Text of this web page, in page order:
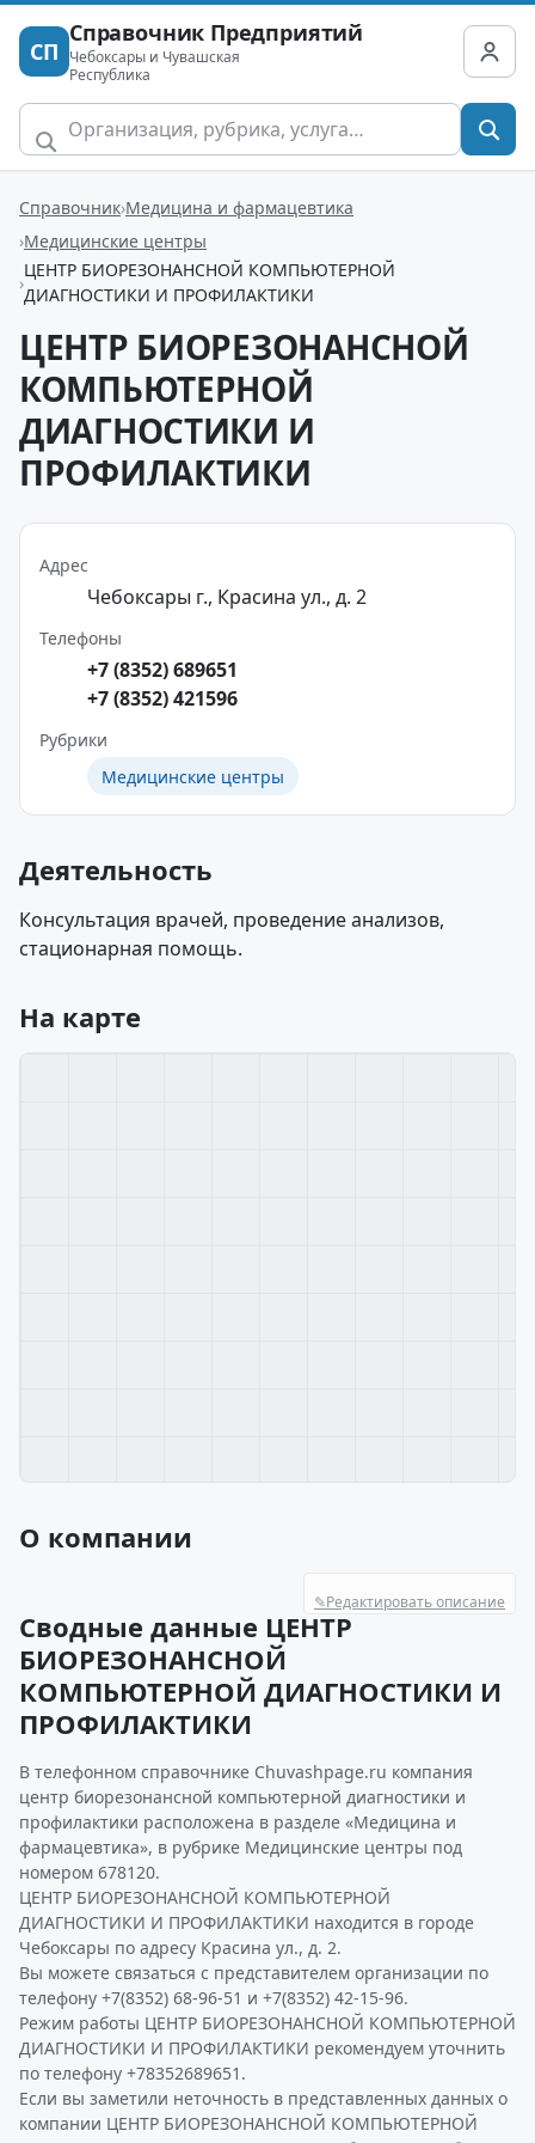
СП
Справочник Предприятий
Чебоксары и Чувашская
Республика
Справочник Медицина и фармацевтика
Медицинские центры
ЦЕНТР БИОРЕЗОНАНСНОЙ КОМПЬЮТЕРНОЙ
ДИАГНОСТИКИ И ПРОФИЛАКТИКИ
ЦЕНТР БИОРЕЗОНАНСНОЙ
КОМПЬЮТЕРНОЙ
ДИАГНОСТИКИ И
ПРОФИЛАКТИКИ
Адрес
Чебоксары г., Красина ул., д. 2
Телефоны
+7 (8352) 689651
+7 (8352) 421596
Рубрики
Медицинские центры
Деятельность
Консультация врачей, проведение анализов,
стационарная помощь.
На карте
О компании
✎Редактировать описание
Сводные данные ЦЕНТР
БИОРЕЗОНАНСНОЙ
КОМПЬЮТЕРНОЙ ДИАГНОСТИКИ И
ПРОФИЛАКТИКИ
В телефонном справочнике Chuvashpage.ru компания
центр биорезонансной компьютерной диагностики и
профилактики расположена в разделе «Медицина и
фармацевтика», в рубрике Медицинские центры под
номером 678120.
ЦЕНТР БИОРЕЗОНАНСНОЙ КОМПЬЮТЕРНОЙ
ДИАГНОСТИКИ И ПРОФИЛАКТИКИ находится в городе
Чебоксары по адресу Красина ул., д. 2.
Вы можете связаться с представителем организации по
телефону +7(8352) 68-96-51 и +7(8352) 42-15-96.
Режим работы ЦЕНТР БИОРЕЗОНАНСНОЙ КОМПЬЮТЕРНОЙ
ДИАГНОСТИКИ И ПРОФИЛАКТИКИ рекомендуем уточнить
по телефону +78352689651.
Если вы заметили неточность в представленных данных о
компании ЦЕНТР БИОРЕЗОНАНСНОЙ КОМПЬЮТЕРНОЙ